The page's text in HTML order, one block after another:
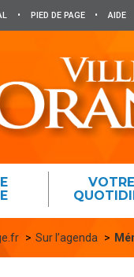
• PIED DE PAGE • AIDE
VOTRE
Sur l’agenda